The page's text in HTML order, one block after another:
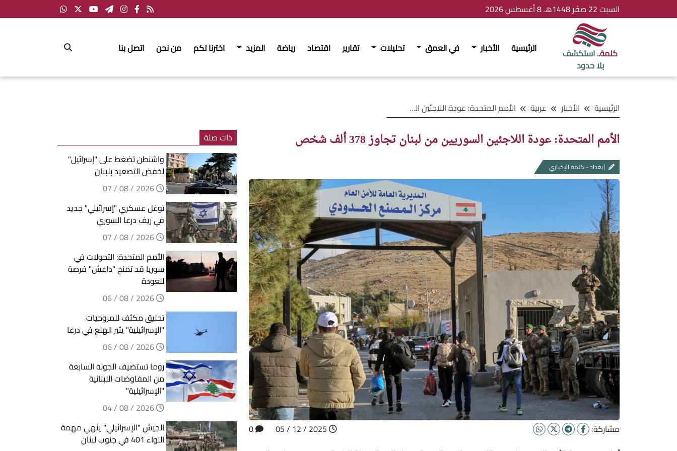
السبت 22 صفَر 1448هـ 8 أغسطس 2026
كلمة..استكشف
بلا حدود
الرئيسية الأخبار في العمق تحليلات تقارير اقتصاد رياضة المزيد اخترنا لكم من نحن اتصل بنا
الرئيسية الأخبار عربية الأمم المتحدة: عودة اللاجئين السوريين من لبنان تجاوز 378 ألف شخص
الأمم المتحدة: عودة اللاجئين السوريين من لبنان تجاوز 378 ألف شخص
بغداد - كلمة الإخباري
مشاركة:
ذات صلة
واشنطن تضغط على "إسرائيل"
لخفض التصعيد بلبنان
توغل عسكري "إسرائيلي" جديد
في ريف درعا السوري
الأمم المتحدة: التحولات في
سوريا قد تمنح "داعش" فرصة
للعودة
تحليق مكثف للمروحيات
"الإسرائيلية" يثير الهلع في درعا
روما تستضيف الجولة السابعة
من المفاوضات اللبنانية
"الإسرائيلية"
الجيش "الإسرائيلي" ينهي مهمة
اللواء 401 في جنوب لبنان